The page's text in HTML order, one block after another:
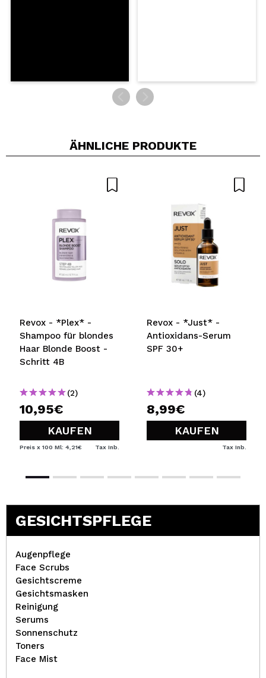
ÄHNLICHE PRODUKTE
Revox - *Plex* -
Shampoo für blondes
Haar Blonde Boost -
Schritt 4B
(2)
10,95€
KAUFEN
Preis x 100 Ml: 4,21€ Tax Inb.
Revox - *Just* -
Antioxidans-Serum
SPF 30+
(4)
8,99€
KAUFEN
Tax Inb.
GESICHTSPFLEGE
Augenpflege
Face Scrubs
Gesichtscreme
Gesichtsmasken
Reinigung
Serums
Sonnenschutz
Toners
Face Mist